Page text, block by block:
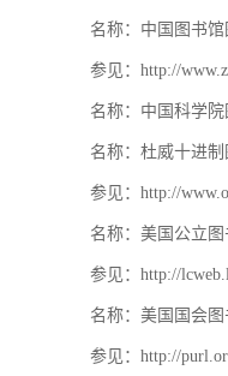
名称：中国图书
参见：http://
名称：中国科学
名称：杜威十进
参见：http://
名称：美国公立
参见：http://
名称：美国国会
参见：http://